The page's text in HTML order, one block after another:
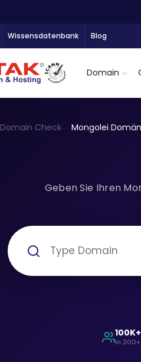
Wissensdatenbank Blog
Domain
Domain Check Mongolei
Geben Sie Ihren
in